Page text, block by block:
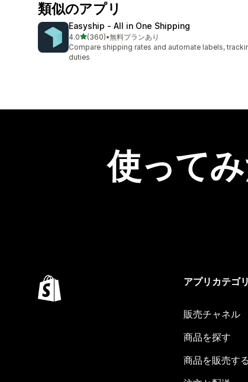
類似のアプリ
Easyship ‑ All in One Shipping
4.05つ星中
(360)
合計レビュー数：360件
•無料プランあり
Compare shipping rates and automate labels,
duties
使って
アプリカテゴ
販売チャネル
商品を探す
商品を販売する